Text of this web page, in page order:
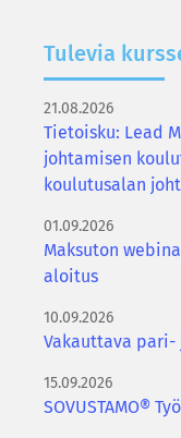
Tu­le­via
21.08.2026
Tietoisku: Lead
johtamisen
koulutusalan
01.09.2026
Maksuton
aloitus
10.09.2026
Vakauttava
15.09.2026
SOVUSTAMO®